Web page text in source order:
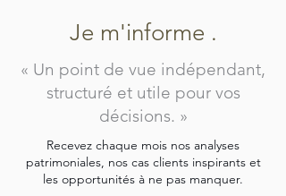
Je m'informe .
« Un point de vue indépendant,
structuré et utile pour vos
décisions. »
Recevez chaque mois nos analyses
patrimoniales, nos cas clients inspirants et
les opportunités à ne pas manquer.